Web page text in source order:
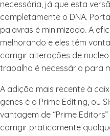
necessária, já que esta
completamente o DNA.
palavras é minimizado. A
melhorando e eles têm
corrigir alterações de
trabalho é necessário para
A adição mais recente à
genes é o Prime Editing, ou
vantagem de “Prime
corrigir praticamente